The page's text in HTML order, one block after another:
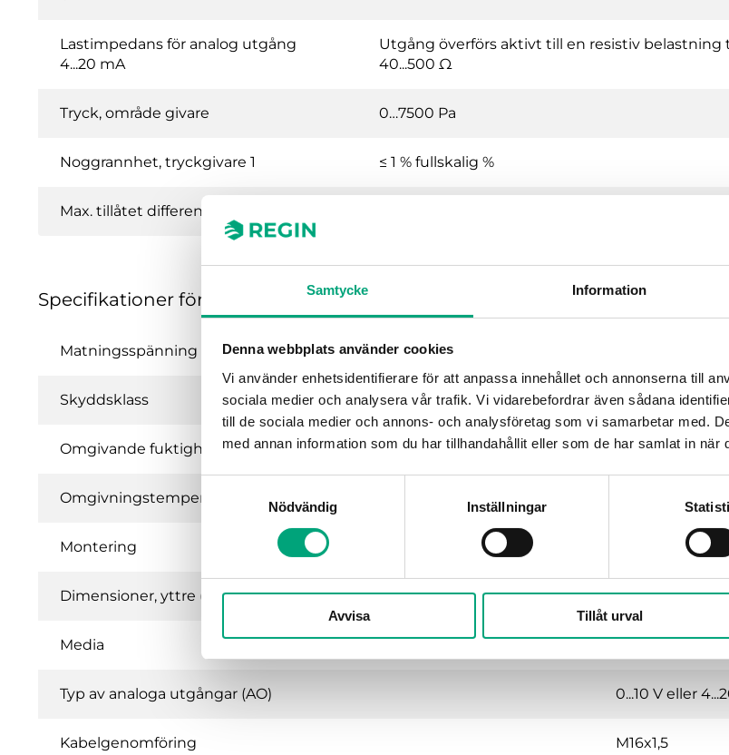
Samtycke Information
Denna webbplats använder cookies
Vi använder enhetsidentifierare för att anpassa innehållet och annonserna till
sociala medier och analysera vår trafik. Vi vidarebefordrar även sådana
till de sociala medier och annons- och analysföretag som vi samarbetar med.
med annan information som du har tillhandahållit eller som de har samlat in när
Nödvändig
Inställningar
Avvisa Tillåt urval
Lastimpedans för analog utgång
4...20 mA
Utgång överförs aktivt till en resistiv
40...500 Ω
Tryck, område givare 0…7500 Pa
Noggrannhet, tryckgivare 1 ≤ 1 % fullskalig %
Max. tillåtet differens- Tryck givare 1
Specifikationer för Presigo (PDT…) - Differenstrycktransmitter med analoga
Matningsspänning
Skyddsklass IP54
Omgivande fuktighet (icke-kondenserande) 0…95 % RH
Omgivningstemperatur
Montering
Dimensioner, yttre (BxHxD) 120x40x112 mm
Media Luft, icke-
Typ av analoga utgångar (AO) 0...10 V eller
Kabelgenomföring M16x1,5